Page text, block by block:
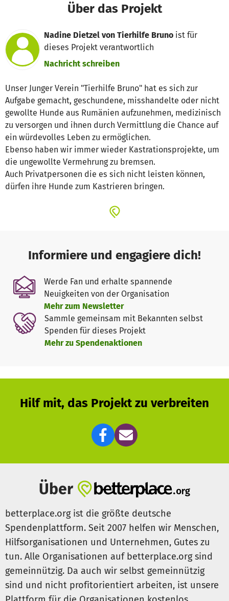
Über das Projekt
Nadine Dietzel von Tierhilfe Bruno ist für
dieses Projekt verantwortlich
Nachricht schreiben
Unser Junger Verein "Tierhilfe Bruno" hat es sich zur
Aufgabe gemacht, geschundene, misshandelte oder nicht
gewollte Hunde aus Rumänien aufzunehmen, medizinisch
zu versorgen und ihnen durch Vermittlung die Chance auf
ein würdevolles Leben zu ermöglichen.
Ebenso haben wir immer wieder Kastrationsprojekte, um
die ungewollte Vermehrung zu bremsen.
Auch Privatpersonen die es sich nicht leisten können,
dürfen ihre Hunde zum Kastrieren bringen.
Informiere und engagiere dich!
Werde Fan und erhalte spannende
Neuigkeiten von der Organisation
Mehr zum Newsletter
Sammle gemeinsam mit Bekannten selbst
Spenden für dieses Projekt
Mehr zu Spendenaktionen
Hilf mit, das Projekt zu verbreiten
Über
betterplace.org ist die größte deutsche
Spendenplattform. Seit 2007 helfen wir Menschen,
Hilfsorganisationen und Unternehmen, Gutes zu
tun. Alle Organisationen auf betterplace.org sind
gemeinnützig. Da auch wir selbst gemeinnützig
sind und nicht profitorientiert arbeiten, ist unsere